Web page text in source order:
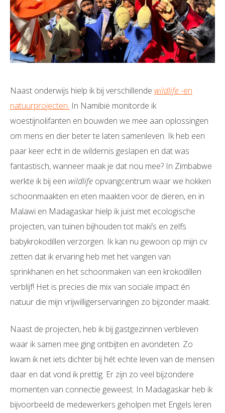
Naast onderwijs hielp ik bij verschillende wildlife-en
natuurprojecten. In Namibië monitorde ik
woestijnolifanten en bouwden we mee aan oplossingen
om mens en dier beter te laten samenleven. Ik heb een
paar keer echt in de wildernis geslapen en dat was
fantastisch, wanneer maak je dat nou mee? In Zimbabwe
werkte ik bij een wildlife opvangcentrum waar we hokken
schoonmaakten en eten maakten voor de dieren, en in
Malawi en Madagaskar hielp ik juist met ecologische
projecten, van tuinen bijhouden tot maki’s en zelfs
babykrokodillen verzorgen. Ik kan nu gewoon op mijn cv
zetten dat ik ervaring heb met het vangen van
sprinkhanen en het schoonmaken van een krokodillen
verblijf! Het is precies die mix van sociale impact én
natuur die mijn vrijwilligerservaringen zo bijzonder maakt.
Naast de projecten, heb ik bij gastgezinnen verbleven
waar ik samen mee ging ontbijten en avondeten. Zo
kwam ik net iets dichter bij hét echte leven van de mensen
daar en dat vond ik prettig. Er zijn zo veel bijzondere
momenten van connectie geweest. In Madagaskar heb ik
bijvoorbeeld de medewerkers geholpen met Engels leren